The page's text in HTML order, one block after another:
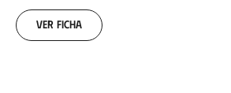
26
Ver ficha